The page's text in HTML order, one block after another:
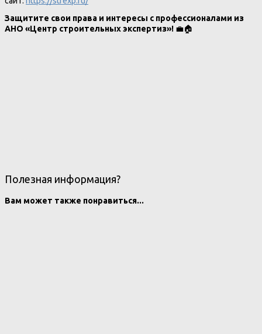
Защитите свои права и интересы с профессионалами из
АНО «Центр строительных экспертиз»! 💼🏠
Полезная информация?
Вам может также понравиться...